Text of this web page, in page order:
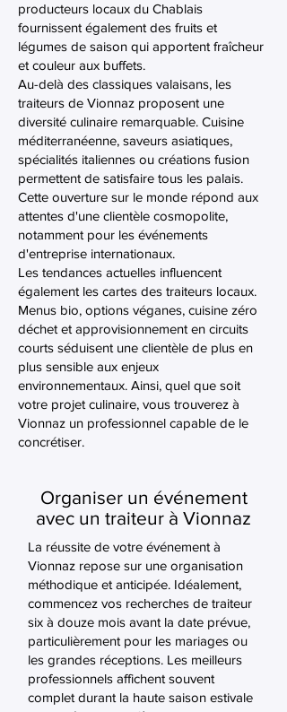
producteurs locaux du Chablais
fournissent également des fruits et
légumes de saison qui apportent fraîcheur
et couleur aux buffets.
Au-delà des classiques valaisans, les
traiteurs de Vionnaz proposent une
diversité culinaire remarquable. Cuisine
méditerranéenne, saveurs asiatiques,
spécialités italiennes ou créations fusion
permettent de satisfaire tous les palais.
Cette ouverture sur le monde répond aux
attentes d'une clientèle cosmopolite,
notamment pour les événements
d'entreprise internationaux.
Les tendances actuelles influencent
également les cartes des traiteurs locaux.
Menus bio, options véganes, cuisine zéro
déchet et approvisionnement en circuits
courts séduisent une clientèle de plus en
plus sensible aux enjeux
environnementaux. Ainsi, quel que soit
votre projet culinaire, vous trouverez à
Vionnaz un professionnel capable de le
concrétiser.
Organiser un événement
avec un traiteur à Vionnaz
La réussite de votre événement à
Vionnaz repose sur une organisation
méthodique et anticipée. Idéalement,
commencez vos recherches de traiteur
six à douze mois avant la date prévue,
particulièrement pour les mariages ou
les grandes réceptions. Les meilleurs
professionnels affichent souvent
complet durant la haute saison estivale